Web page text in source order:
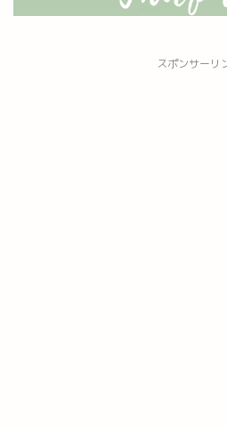
スポンサーリ